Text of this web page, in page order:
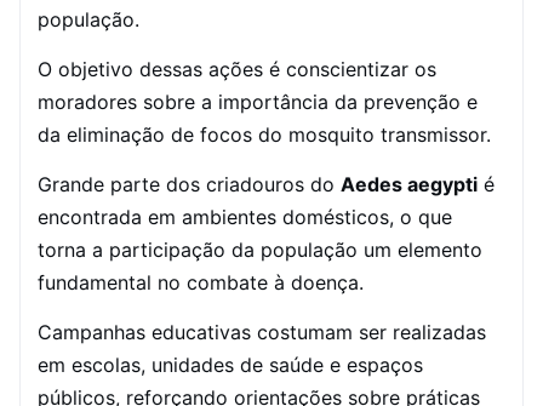
população.
O objetivo dessas ações é conscientizar os
moradores sobre a importância da prevenção e
da eliminação de focos do mosquito transmissor.
Grande parte dos criadouros do Aedes aegypti é
encontrada em ambientes domésticos, o que
torna a participação da população um elemento
fundamental no combate à doença.
Campanhas educativas costumam ser realizadas
em escolas, unidades de saúde e espaços
públicos, reforçando orientações sobre práticas